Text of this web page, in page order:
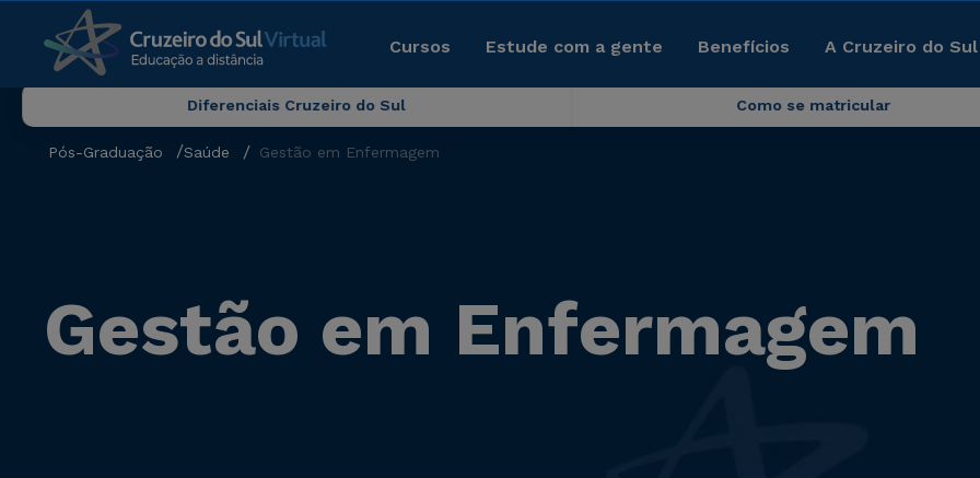
Cursos Estude com a gente Benefícios A Cruzeiro do
Diferenciais Cruzeiro do Sul Como se matricular
Pós-Graduação Saúde Gestão em Enfermagem
Gestão em Enfermagem